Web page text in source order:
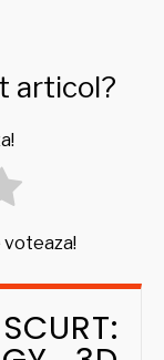
articol?
voteaza!